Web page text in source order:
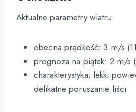
Aktualne parametry wiatru:
obecna prędkość: 3 m/s
prognoza na piątek: 2 m/s
charakterystyka: lekki
delikatne poruszanie liści